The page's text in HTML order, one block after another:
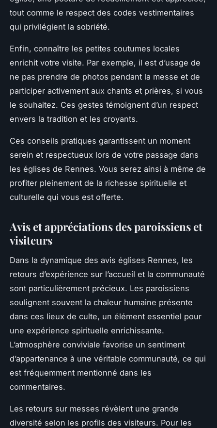
tout comme le respect des codes vestimentaires
qui privilégient la sobriété.
Enfin, connaître les petites coutumes locales
enrichit votre visite. Par exemple, il est d’usage de
ne pas prendre de photos pendant la messe et de
participer activement aux chants et prières, si vous
le souhaitez. Ces gestes témoignent d’un respect
envers la tradition et les croyants.
Ces conseils pratiques garantissent un moment
serein et respectueux lors de votre passage dans
les églises de Rennes. Vous serez ainsi à même de
profiter pleinement de la richesse spirituelle et
culturelle qui vous est offerte.
Avis et appréciations des paroissiens et
visiteurs
Dans la dynamique des avis églises Rennes, les
retours d’expérience sur l’accueil et la communauté
sont particulièrement précieux. Les paroissiens
soulignent souvent la chaleur humaine présente
dans ces lieux de culte, un élément essentiel pour
une expérience spirituelle enrichissante.
L’atmosphère conviviale favorise un sentiment
d’appartenance à une véritable communauté, ce qui
est fréquemment mentionné dans les
commentaires.
Les retours sur messes révèlent une grande
diversité selon les profils des visiteurs. Pour les